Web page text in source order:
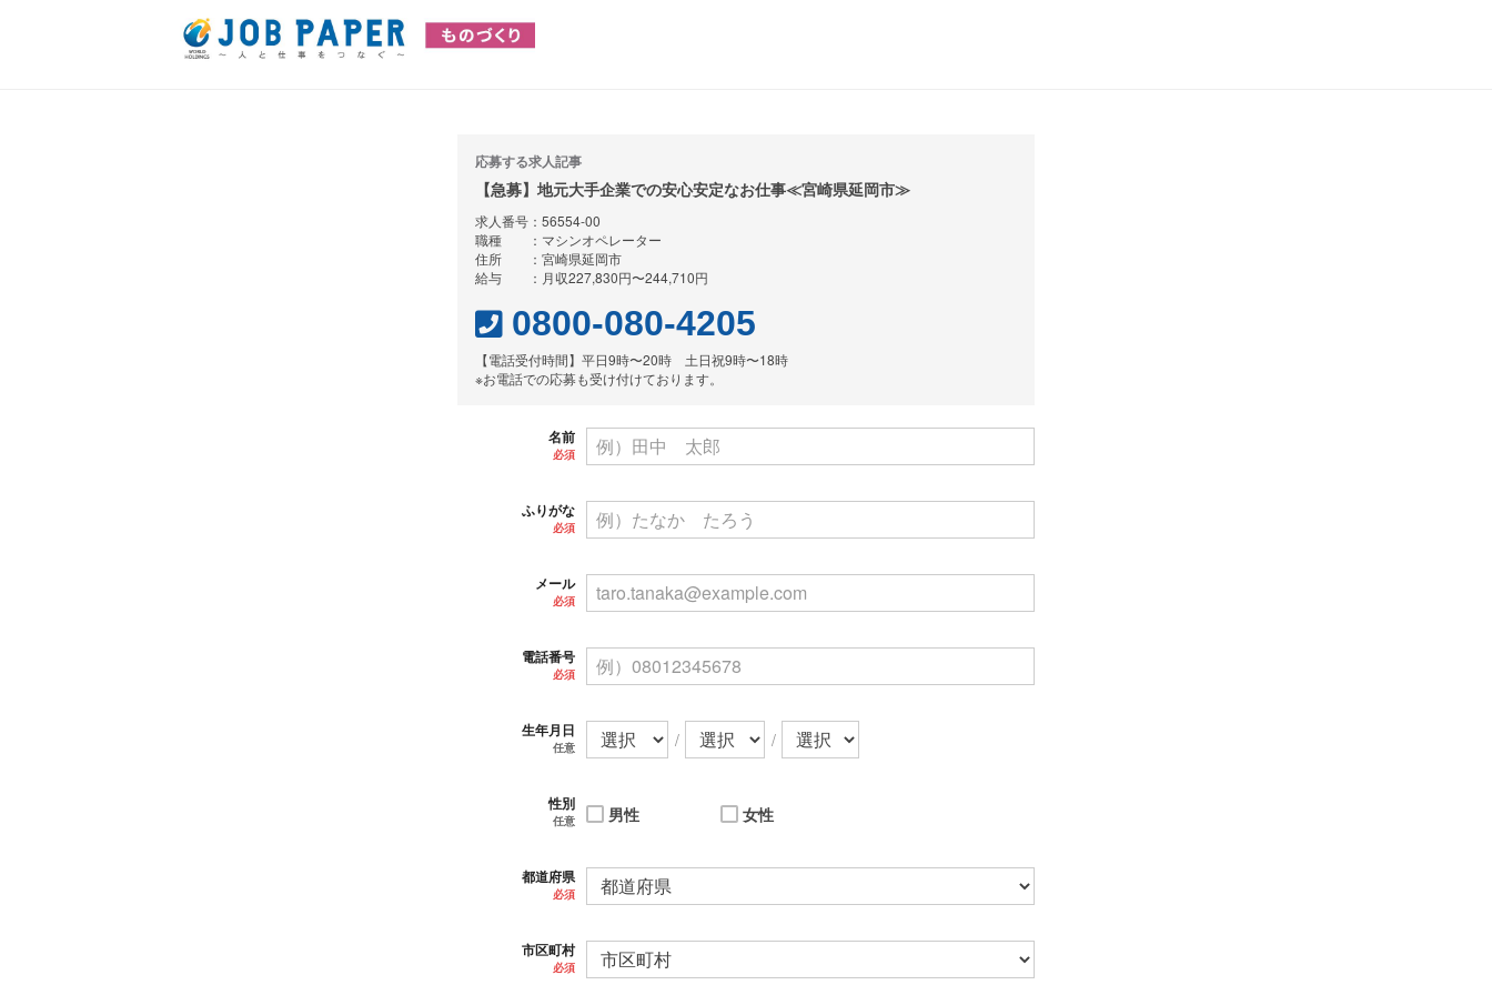
応募する求人記事
【急募】地元大手企業での安心安定なお仕事≪宮崎県延岡市≫
求人番号：56554-00
職種 ：マシンオペレーター
住所 ：宮崎県延岡市
給与 ：月収227,830円〜244,710円
0800-080-4205
【電話受付時間】平日9時〜20時 土日祝9時〜18時
※お電話での応募も受け付けております。
名前
必須
ふりがな
必須
メール
必須
電話番号
必須
生年月日
任意 / /
性別
任意 男性 女性
都道府県
必須
市区町村
必須